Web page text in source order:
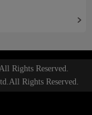
Rights Reserved.
Rights Reserved.